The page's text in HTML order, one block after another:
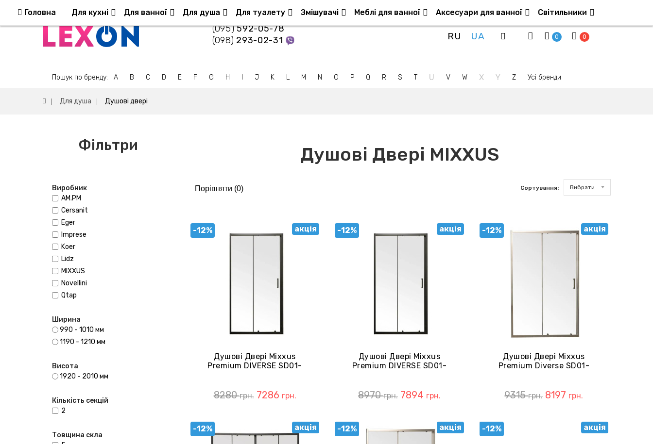
(095)592-05-78
(098) 293-02-31 RU UA 0 0
Головна Для кухні Для ванної Для душа Для туалету Змішувачі Меблі для ванної Аксесуари для ванної Світильники
Пошук по бренду: A B C D E F G H J K L M N O P Q R S T U V W X Y Z Усі бренди
Для душа Душові двері
Душові Двері MIXXUS
Порівняти (0) Сортування: Вибрати
-12% акція
Душові Двері Mixxus
Premium DIVERSE SD01-
8280грн. 7286 грн.
-12% акція
Душові Двері Mixxus
Premium DIVERSE SD01-
8970грн. 7894 грн.
-12% акція
Душові Двері Mixxus
Premium Diverse SD01-
9315грн. 8197 грн.
-12% акція -12% акція -12% акція
Фільтри
Виробник
AM.PM
Cersanit
Eger
Imprese
Koer
Lidz
MIXXUS
Novellini
Qtap
Ширина
990 - 1010 мм
1190 - 1210 мм
Висота
1920 - 2010 мм
Кількість секцій
2
Товщина скла